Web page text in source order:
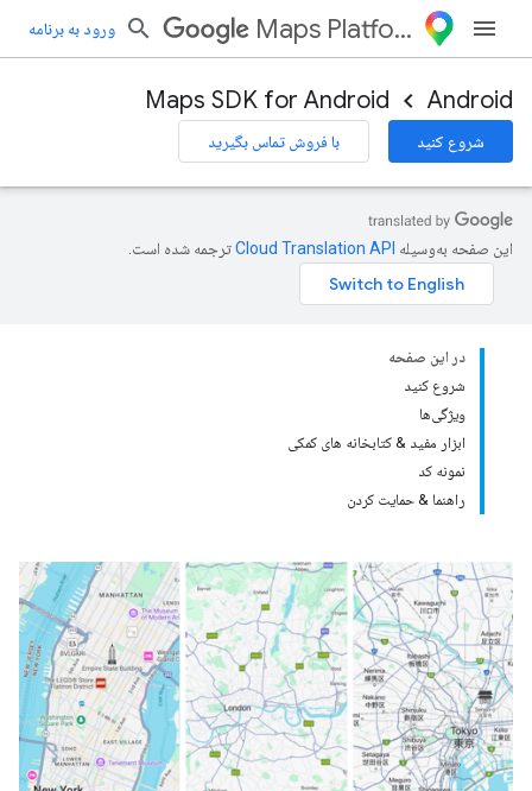
Maps Platform ورود به برنامه
Android
Maps SDK for Android
شروع کنید با فروش تماس بگیرید
این صفحه به‌وسیله ترجمه شده است.
در این صفحه
شروع کنید
ویژگی‌ها
ابزار مفید & کتابخانه های کمکی
نمونه کد
راهنما & حمایت کردن